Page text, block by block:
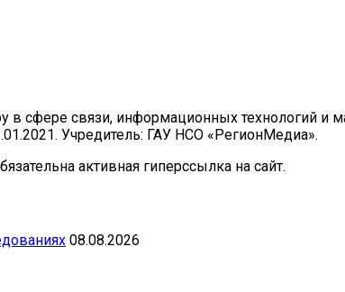
в сфере связи, информационных технологий
Учредитель: ГАУ НСО «РегионМедиа».
активная гиперссылка на сайт.
08.08.2026